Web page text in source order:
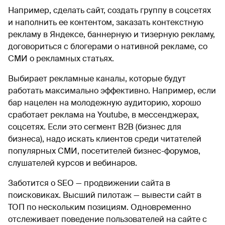
Например, сделать сайт, создать группу в соцсетях
и наполнить ее контентом, заказать контекстную
рекламу в Яндексе, баннерную и тизерную рекламу,
договориться с блогерами о нативной рекламе, со
СМИ о рекламных статьях.
Выбирает рекламные каналы, которые будут
работать максимально эффективно. Например, если
бар нацелен на молодежную аудиторию, хорошо
сработает реклама на Youtube, в мессенджерах,
соцсетях. Если это сегмент B2B (бизнес для
бизнеса), надо искать клиентов среди читателей
популярных СМИ, посетителей бизнес-форумов,
слушателей курсов и вебинаров.
Заботится о SEO — продвижении сайта в
поисковиках. Высший пилотаж — вывести сайт в
ТОП по нескольким позициям. Одновременно
отслеживает поведение пользователей на сайте с